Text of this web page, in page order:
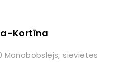
Kortīna
Monobobslejs, sievietes